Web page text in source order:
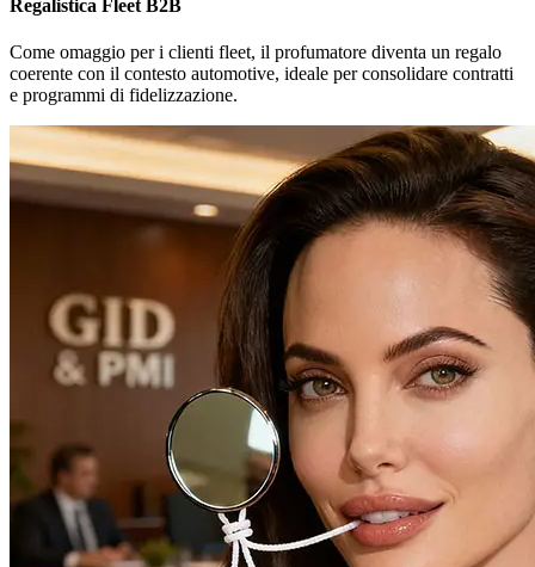
Regalistica Fleet B2B
Come omaggio per i clienti fleet, il profumatore diventa un regalo
coerente con il contesto automotive, ideale per consolidare contratti
e programmi di fidelizzazione.